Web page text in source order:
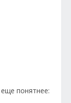
еще понятнее: